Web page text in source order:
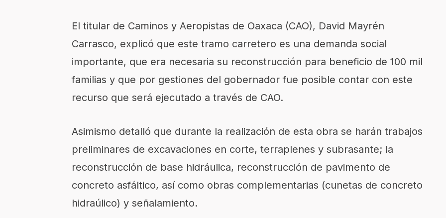
El titular de Caminos y Aeropistas de Oaxaca (CAO), David Mayrén
Carrasco, explicó que este tramo carretero es una demanda social
importante, que era necesaria su reconstrucción para beneficio de 100 mil
familias y que por gestiones del gobernador fue posible contar con este
recurso que será ejecutado a través de CAO.
Asimismo detalló que durante la realización de esta obra se harán trabajos
preliminares de excavaciones en corte, terraplenes y subrasante; la
reconstrucción de base hidráulica, reconstrucción de pavimento de
concreto asfáltico, así como obras complementarias (cunetas de concreto
hidraúlico) y señalamiento.